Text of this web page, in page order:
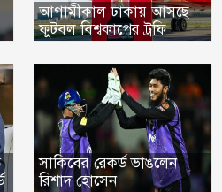
আগামীকাল ঢাকায় আসছে
ফুটবল বিশ্বকাপের ট্রফি
সাকিবের রেকর্ড ভাঙলেন
রিশাদ হোসেন